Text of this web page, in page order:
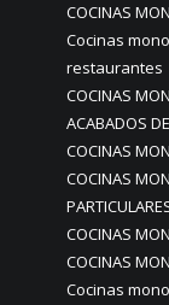
COCINAS
Cocinas
restaurantes
COCINAS
ACABADOS
COCINAS
COCINAS
COCINAS
COCINAS
Cocinas